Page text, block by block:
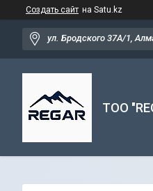
Создать сайт на Satu.kz
ул. Бродского 37А/1,
TOO